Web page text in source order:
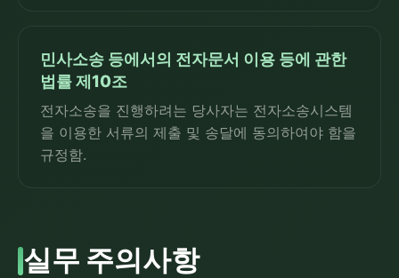
민사소송 등에서의 전자문서 이용 등에 관한
법률 제10조
전자소송을 진행하려는 당사자는 전자소송시스템
을 이용한 서류의 제출 및 송달에 동의하여야 함을
규정함.
실무 주의사항